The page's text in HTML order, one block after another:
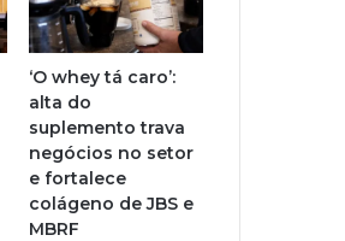
‘O whey tá caro’:
alta do
suplemento trava
negócios no setor
e fortalece
colágeno de JBS e
MBRF